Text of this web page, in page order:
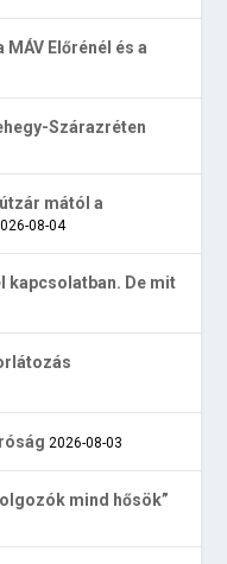
Előrénél és a
Szárazréten
mától a
08-04
kapcsolatban. De mit
2026-08-03
mind hősök”